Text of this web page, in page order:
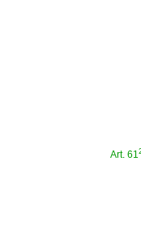
Art. 61